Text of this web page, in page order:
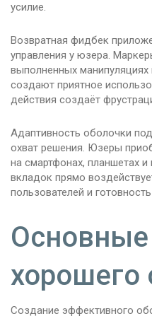
усилие.
Возвратная фидбек
управления у юзера.
выполненных
создают приятное
действия создаёт
Адаптивность оболочки
охват решения. Юзеры
на смартфонах, планшетах и
вкладок прямо
пользователей и
хорошего
Создание эффективного